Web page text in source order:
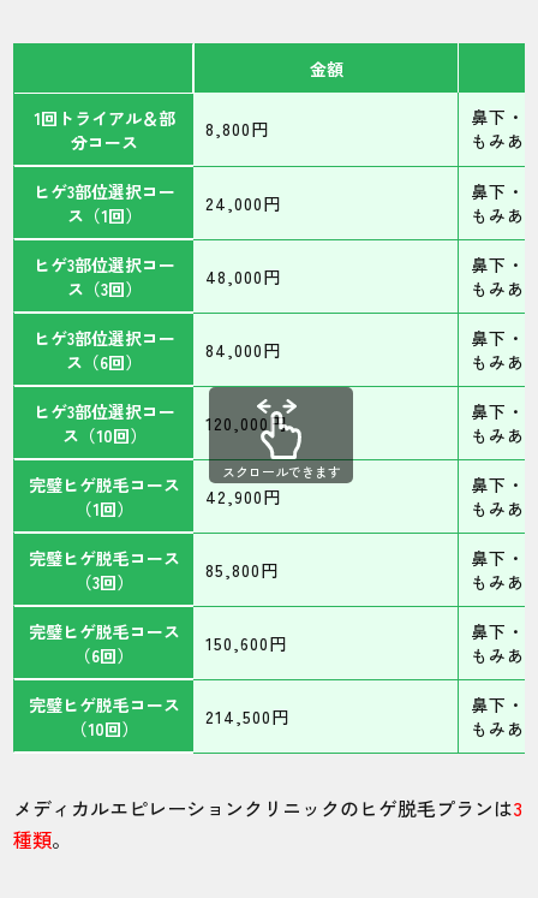
金額
1回トライアル＆部
分コース
8,800円
鼻下・
もみあ
ヒゲ3部位選択コー
ス（1回）
24,000円
鼻下・
もみあ
ヒゲ3部位選択コー
ス（3回）
48,000円
鼻下・
もみあ
ヒゲ3部位選択コー
ス（6回）
84,000円
鼻下・
もみあ
ヒゲ3部位選択コー
ス（10回）
120,000円
鼻下・
もみあ
完璧ヒゲ脱毛コース
（1回）
42,900円
鼻下・
もみあ
完璧ヒゲ脱毛コース
（3回）
85,800円
鼻下・
もみあ
完璧ヒゲ脱毛コース
（6回）
150,600円
鼻下・
もみあ
完璧ヒゲ脱毛コース
（10回）
214,500円
鼻下・
もみあ
スクロールできます
メディカルエピレーションクリニックのヒゲ脱毛プランは3
種類。